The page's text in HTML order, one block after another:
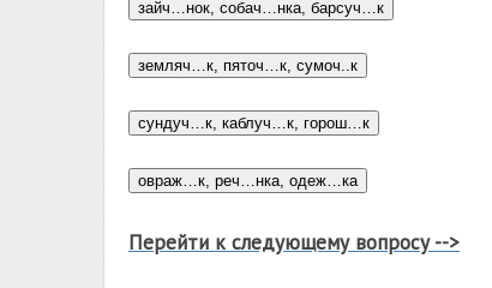
Перейти к следующему вопросу -->